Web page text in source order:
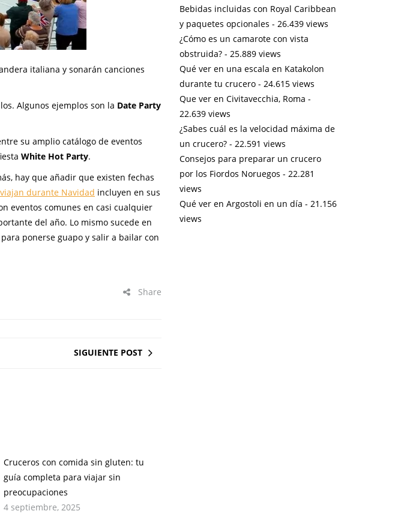
italiana y sonarán canciones
Algunos ejemplos son la Date Party
su amplio catálogo de eventos
White Hot Party.
hay que añadir que existen fechas
durante Navidad incluyen en sus
eventos comunes en casi cualquier
del año. Lo mismo sucede en
ponerse guapo y salir a bailar con
Share
SIGUIENTE POST
Cruceros con comida sin gluten: tu
guía completa para viajar sin
preocupaciones
4 septiembre, 2025
Bebidas incluidas con Royal Caribbean
y paquetes opcionales - 26.439 views
¿Cómo es un camarote con vista
obstruida?- 25.889 views
Qué ver en una escala en Katakolon
durante tu crucero- 24.615 views
Que ver en Civitavecchia, Roma -
22.639 views
¿Sabes cuál es la velocidad máxima de
un crucero?- 22.591 views
Consejos para preparar un crucero
por los Fiordos Noruegos - 22.281
views
Qué ver en Argostoli en un día - 21.156
views